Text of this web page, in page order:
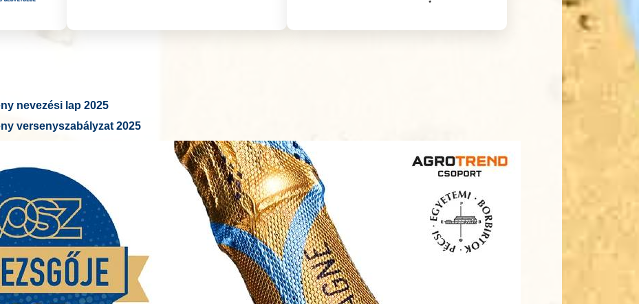
nevezési lap 2025
versenyszabályzat 2025